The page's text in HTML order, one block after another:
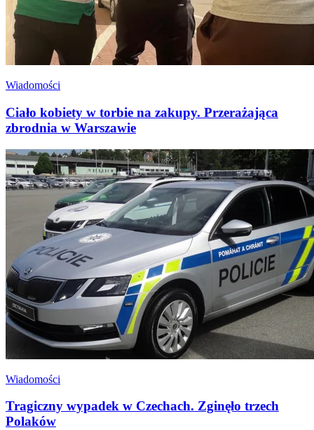
Wiadomości
Ciało kobiety w torbie na zakupy. Przerażająca
zbrodnia w Warszawie
Wiadomości
Tragiczny wypadek w Czechach. Zginęło trzech
Polaków